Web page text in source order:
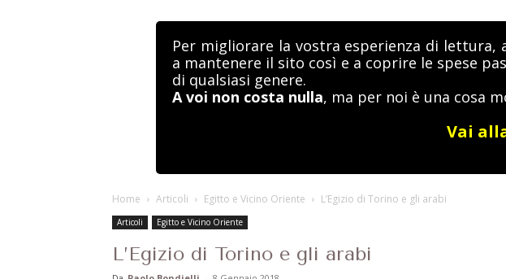
Per migliorare la vostra esperienza di
a mantenere il sito così e a coprire le spese
di qualsiasi genere.
A voi non costa nulla, ma per noi è una cosa
Vai
Home Articoli Egitto e Vicino Oriente L’Egizio di Torino e gli arabi
Articoli Egitto e Vicino Oriente
L’Egizio di Torino e gli arabi